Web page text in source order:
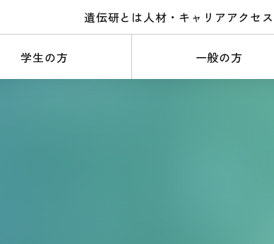
遺伝研とは人材・キャリアアクセス
学生の方 一般の方